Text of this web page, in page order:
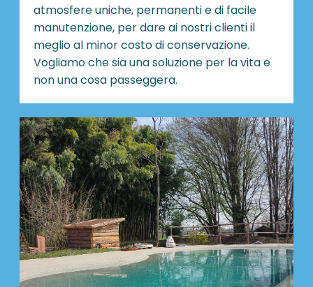
atmosfere uniche, permanenti e di facile
manutenzione, per dare ai nostri clienti il
meglio al minor costo di conservazione.
Vogliamo che sia una soluzione per la vita e
non una cosa passeggera.